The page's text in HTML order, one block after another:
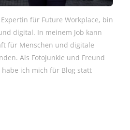
für Future Workplace, bin
digital. In meinem Job kann
für Menschen und digitale
Als Fotojunkie und Freund
habe ich mich für Blog statt